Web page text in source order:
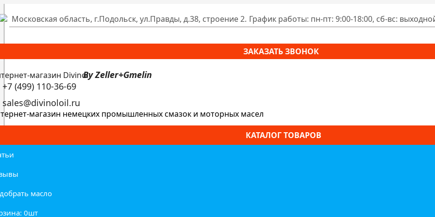
Московская область, г.Подольск, ул.Правды, д.38, строение 2. График работы: пн-пт: 9:00-18:00, сб-вс:
ЗАКАЗАТЬ ЗВОНОК
By Zeller+Gmelin
+7 (499) 110-36-69
sales@divinoloil.ru
магазин немецких промышленных смазок и моторных масел
КАТАЛОГ ТОВАРОВ
масло
0шт